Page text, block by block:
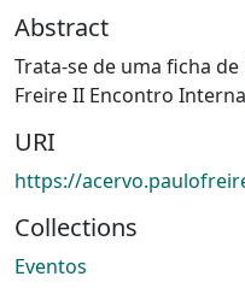
Abstract
Trata-se de uma ficha
Freire II Encontro
URI
https://
Collections
Eventos